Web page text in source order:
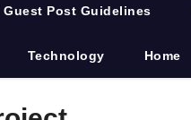
Post Guidelines
Technology Home